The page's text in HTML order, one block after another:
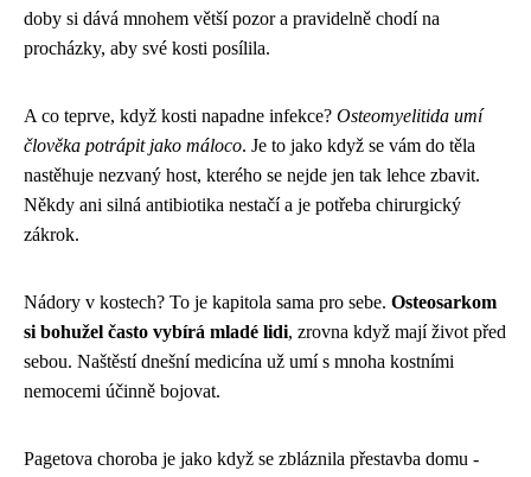
doby si dává mnohem větší pozor a pravidelně chodí na
procházky, aby své kosti posílila.
A co teprve, když kosti napadne infekce? Osteomyelitida umí
člověka potrápit jako máloco. Je to jako když se vám do těla
nastěhuje nezvaný host, kterého se nejde jen tak lehce zbavit.
Někdy ani silná antibiotika nestačí a je potřeba chirurgický
zákrok.
Nádory v kostech? To je kapitola sama pro sebe. Osteosarkom
si bohužel často vybírá mladé lidi, zrovna když mají život před
sebou. Naštěstí dnešní medicína už umí s mnoha kostními
nemocemi účinně bojovat.
Pagetova choroba je jako když se zbláznila přestavba domu -